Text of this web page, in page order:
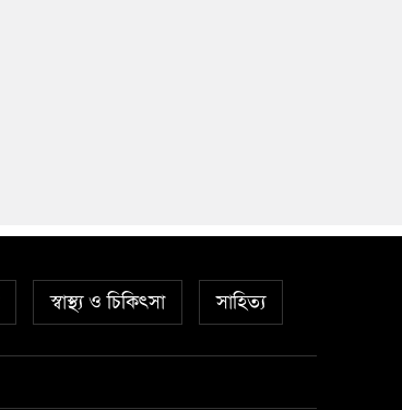
স্বাস্থ্য ও চিকিৎসা সাহিত্য